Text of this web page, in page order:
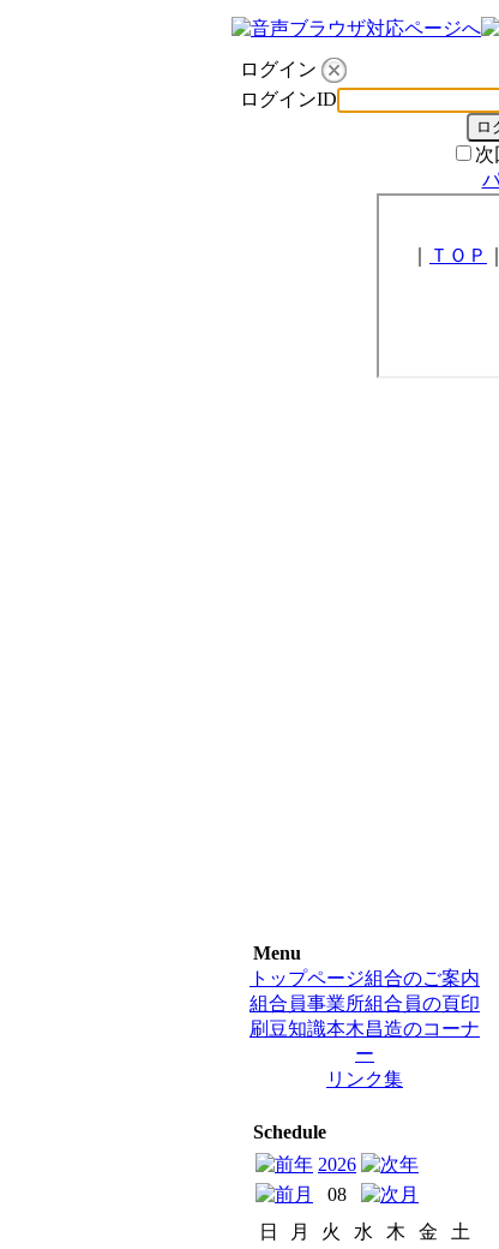
ログイン
ログインID
次
ＴＯＰ
Menu
トップページ組合のご案内
組合員事業所組合員の頁印
刷豆知識本木昌造のコーナ
ー
リンク集
Schedule
2026
08
日
月 火 水 木 金
土